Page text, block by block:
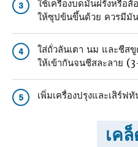
3
ใช้เครื่องบดมันฝรั่งหรือ
ให้ซุปข้นขึ้นด้วย ควรมีมั
4
ใส่ถั่วลันเตา นม และชีส
ให้เข้ากันจนชีสละลาย
5 เพิ่มเครื่องปรุงและเสิร์ฟ
เค